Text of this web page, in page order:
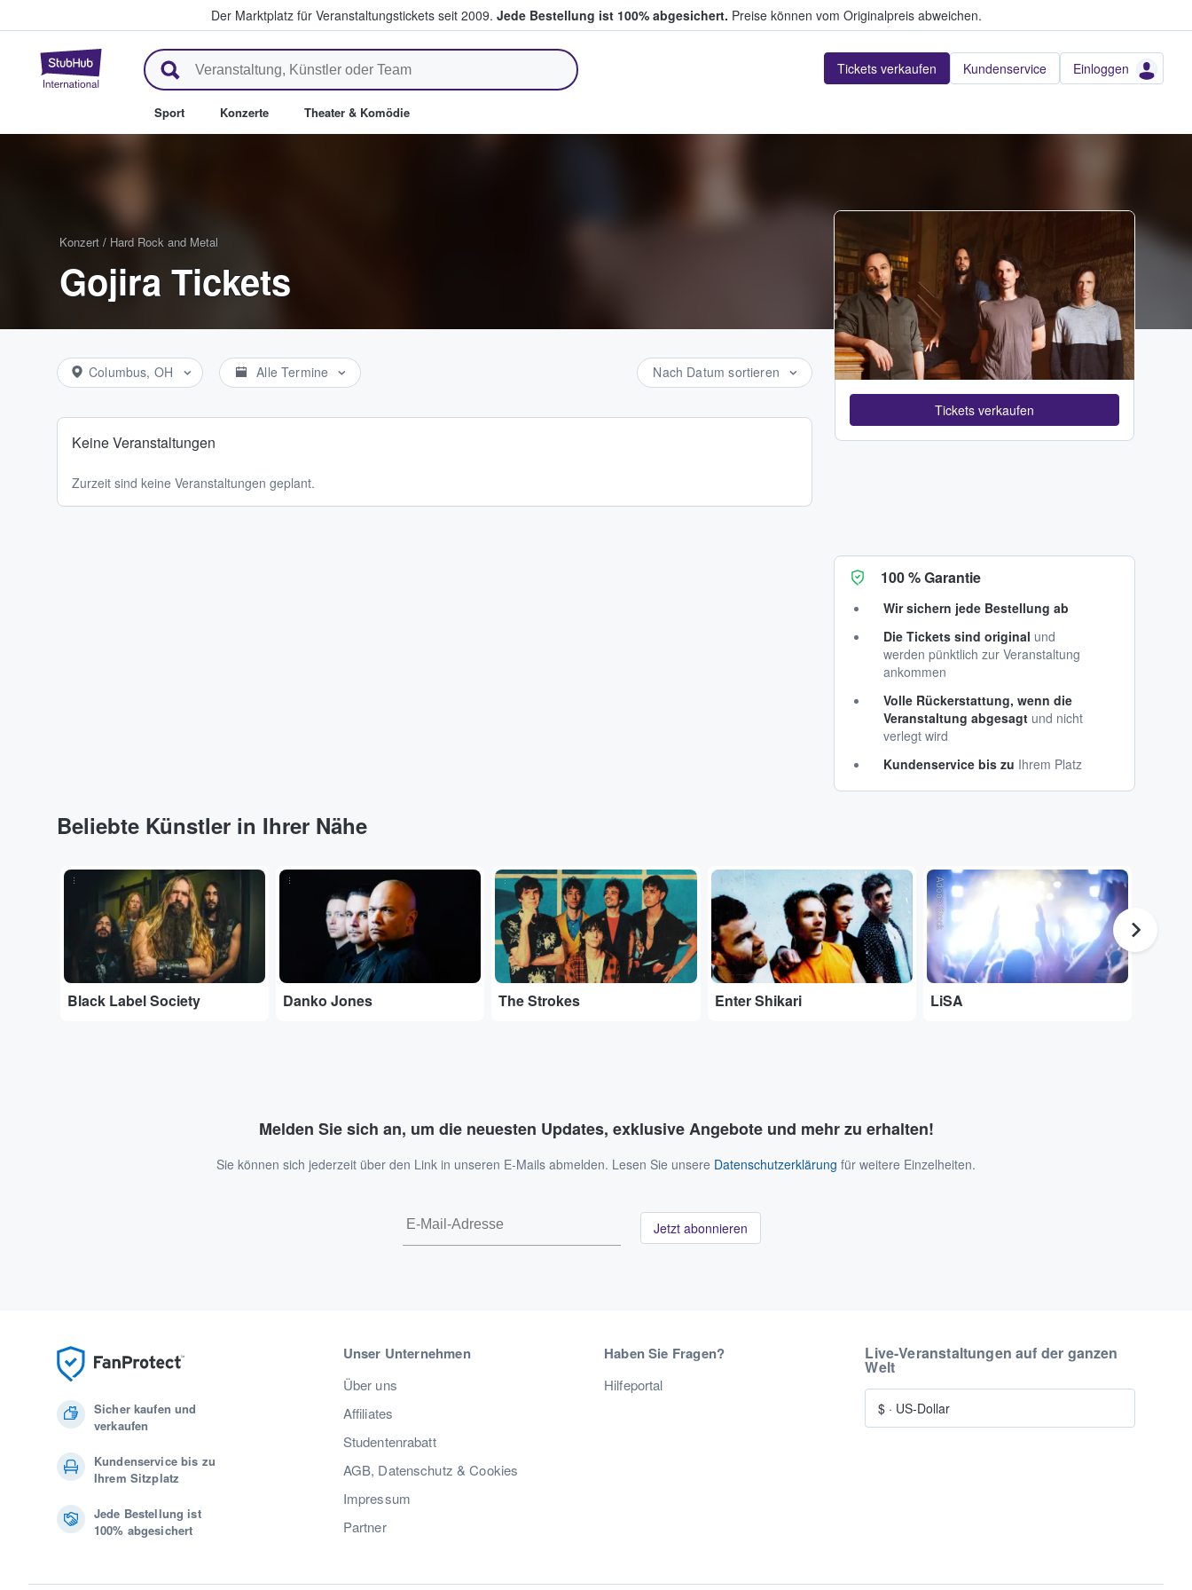
Der Marktplatz für Veranstaltungstickets seit 2009. Jede Bestellung ist 100% abgesichert. Preise können vom Originalpreis abweichen.
StubHub - Wo Fans Tickets kaufen & verkaufen Tickets verkaufen Kundenservice Einloggen
Sport Konzerte Theater & Komödie
Konzert / Hard Rock and Metal
Gojira Tickets
Columbus, OH Alle Termine Nach Datum sortieren
Keine Veranstaltungen
Zurzeit sind keine Veranstaltungen geplant.
Tickets verkaufen
100 % Garantie
Wir sichern jede Bestellung ab
Die Tickets sind original und
werden pünktlich zur Veranstaltung
ankommen
Volle Rückerstattung, wenn die
Veranstaltung abgesagt und nicht
verlegt wird
Kundenservice bis zu Ihrem Platz
Beliebte Künstler in Ihrer Nähe
...
Black Label Society
...
Danko Jones
...
The Strokes
...
Enter Shikari
Adobe Stock
LiSA
Melden Sie sich an, um die neuesten Updates, exklusive Angebote und mehr zu erhalten!
Sie können sich jederzeit über den Link in unseren E-Mails abmelden. Lesen Sie unsere Datenschutzerklärung für weitere Einzelheiten.
Jetzt abonnieren
Sicher kaufen und
verkaufen
Kundenservice bis zu
Ihrem Sitzplatz
Jede Bestellung ist
100% abgesichert
Unser Unternehmen
Über uns
Affiliates
Studentenrabatt
AGB, Datenschutz & Cookies
Impressum
Partner
Haben Sie Fragen?
Hilfeportal
Live-Veranstaltungen auf der ganzen
Welt
$ · US-Dollar